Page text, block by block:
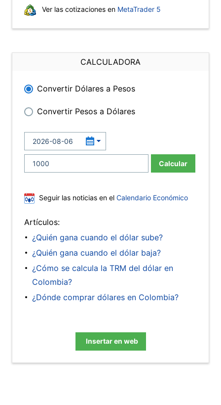
Ver las cotizaciones en MetaTrader 5
CALCULADORA
Convertir Dólares a Pesos
Convertir Pesos a Dólares
Calcular
Seguir las noticias en el Calendario Económico
Artículos:
¿Quién gana cuando el dólar sube?
¿Quién gana cuando el dólar baja?
¿Cómo se calcula la TRM del dólar en
Colombia?
¿Dónde comprar dólares en Colombia?
Insertar en web